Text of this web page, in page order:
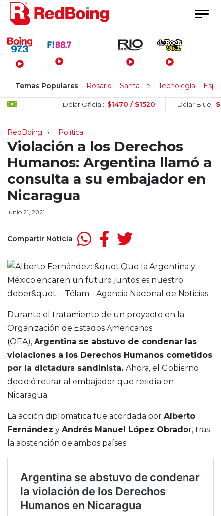
Menú Principal
Temas Populares Rosario Santa Fe Tecnología
Dólar Oficial: $1470 / $1520 Dólar Blue: $1505
RedBoing Política
Violación a los Derechos
Humanos: Argentina llamó a
consulta a su embajador en
Nicaragua
junio 21, 2021
Compartir Noticia
Durante el tratamiento de un proyecto en la
Organización de Estados Americanos
(OEA), Argentina se abstuvo de condenar las
violaciones a los Derechos Humanos cometidos
por la dictadura sandinista. Ahora, el Gobierno
decidió retirar al embajador que residía en
Nicaragua.
La acción diplomática fue acordada por Alberto
Fernández y Andrés Manuel López Obrador, tras
la abstención de ambos países.